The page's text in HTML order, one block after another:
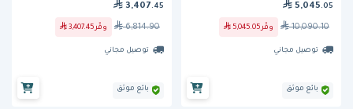
5,045 .05
10,090.10 وفّر 5,045.05
توصيل مجاني
بائع موثق
3,407 .45
6,814.90 وفّر 3,407.45
توصيل مجاني
بائع موثق